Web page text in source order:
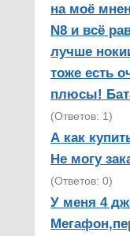
на моё
N8 и всё
лучше
тоже есть
плюсы!
(Ответов: 1)
А как
Не могу
(Ответов: 0)
У меня 4